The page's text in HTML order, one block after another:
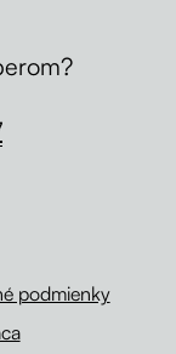
podmienky